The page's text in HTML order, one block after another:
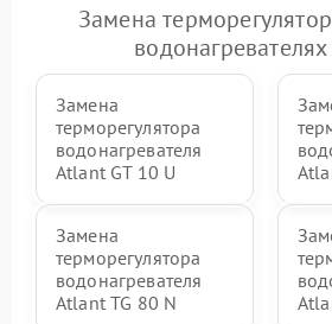
Замена
Замена
терморегулятора
водонагревателя
Atlant GT 10 U
Замена
терморегулятора
водонагревателя
Atlant TG 80 N